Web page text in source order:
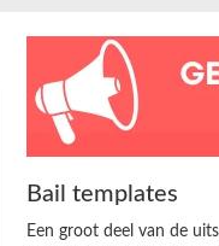
Bail templates
Een groot deel van de